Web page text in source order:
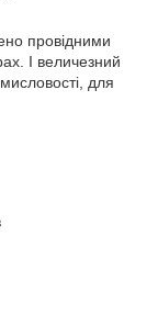
провідними
І величезний
для